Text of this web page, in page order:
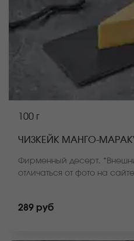
100 г
ЧИЗКЕЙК МАНГО-
Фирменный десерт.
отличаться от фото на
289 руб